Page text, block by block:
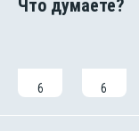
6 6